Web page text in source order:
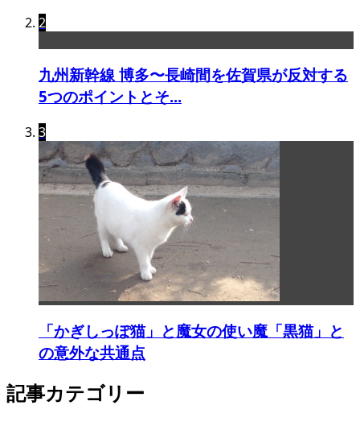
2
九州新幹線 博多〜長崎間を佐賀県が反対する
5つのポイントとそ...
3
「かぎしっぽ猫」と魔女の使い魔「黒猫」と
の意外な共通点
記事カテゴリー